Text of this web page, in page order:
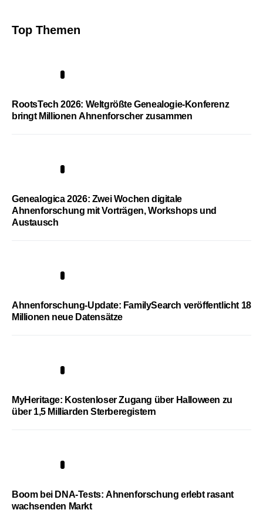
Top Themen
RootsTech 2026: Weltgrößte Genealogie-Konferenz
bringt Millionen Ahnenforscher zusammen
Genealogica 2026: Zwei Wochen digitale
Ahnenforschung mit Vorträgen, Workshops und
Austausch
Ahnenforschung-Update: FamilySearch veröffentlicht 18
Millionen neue Datensätze
MyHeritage: Kostenloser Zugang über Halloween zu
über 1,5 Milliarden Sterberegistern
Boom bei DNA-Tests: Ahnenforschung erlebt rasant
wachsenden Markt